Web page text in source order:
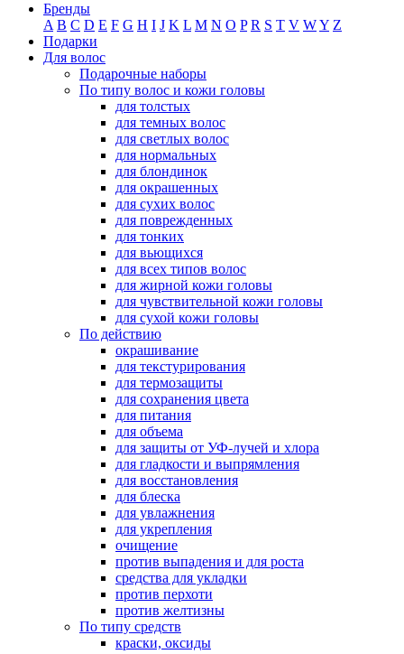
Бренды
A B C D E F G H I J K L M N O P R S T V WY Z
Подарки
Для волос
Подарочные наборы
По типу волос и кожи головы
для толстых
для темных волос
для светлых волос
для нормальных
для блондинок
для окрашенных
для сухих волос
для поврежденных
для тонких
для вьющихся
для всех типов волос
для жирной кожи головы
для чувствительной кожи головы
для сухой кожи головы
По действию
окрашивание
для текстурирования
для термозащиты
для сохранения цвета
для питания
для объема
для защиты от УФ-лучей и хлора
для гладкости и выпрямления
для восстановления
для блеска
для увлажнения
для укрепления
очищение
против выпадения и для роста
средства для укладки
против перхоти
против желтизны
По типу средств
краски, оксиды